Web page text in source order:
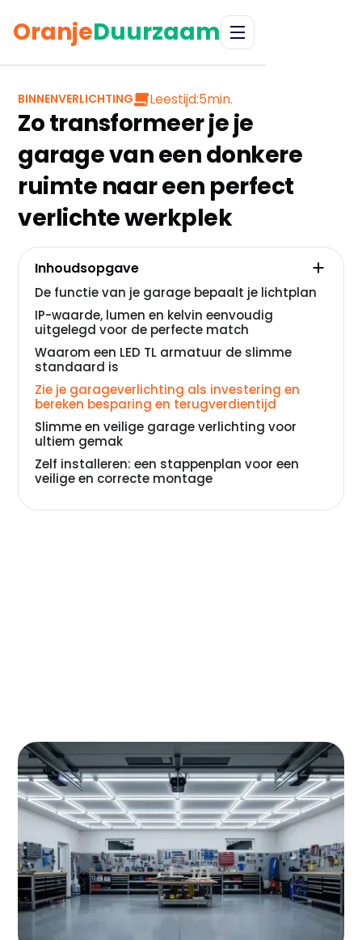
OranjeDuurzaam
BINNENVERLICHTING Leestijd:5min.
Zo transformeer je je
garage van een donkere
ruimte naar een perfect
verlichte werkplek
Een goed verlichte garage is geen luxe, maar een
noodzaak. Of je er nu precisiegereedschap gebruikt of
simpelweg snel een band uit de opslag wilt halen - de
juiste garageverlichting bepaalt of je veilig, efficiënt
en met plezier werkt. De keuze tussen een oude,
flikkerende TL-balk en moderne LED-oplossingen
Inhoudsopgave
De functie van je garage bepaalt je lichtplan
IP-waarde, lumen en kelvin eenvoudig
uitgelegd voor de perfecte match
Waarom een LED TL armatuur de slimme
standaard is
Zie je garageverlichting als investering en
bereken besparing en terugverdientijd
Slimme en veilige garage verlichting voor
ultiem gemak
Zelf installeren: een stappenplan voor een
veilige en correcte montage